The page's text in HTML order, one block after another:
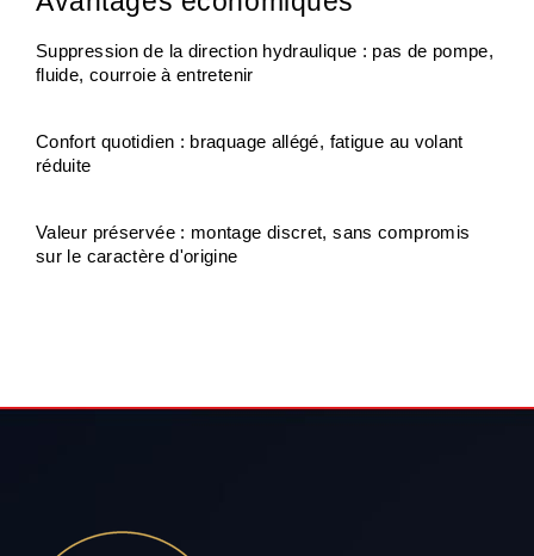
Suppression de la direction hydraulique : pas de pompe,
fluide, courroie à entretenir
Confort quotidien : braquage allégé, fatigue au volant
réduite
Valeur préservée : montage discret, sans compromis
sur le caractère d'origine